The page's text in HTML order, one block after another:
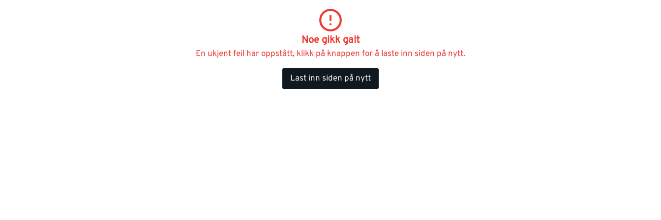
Noe gikk galt
En ukjent feil har oppstått, klikk på knappen for å laste inn siden på nytt.
Last inn siden på nytt